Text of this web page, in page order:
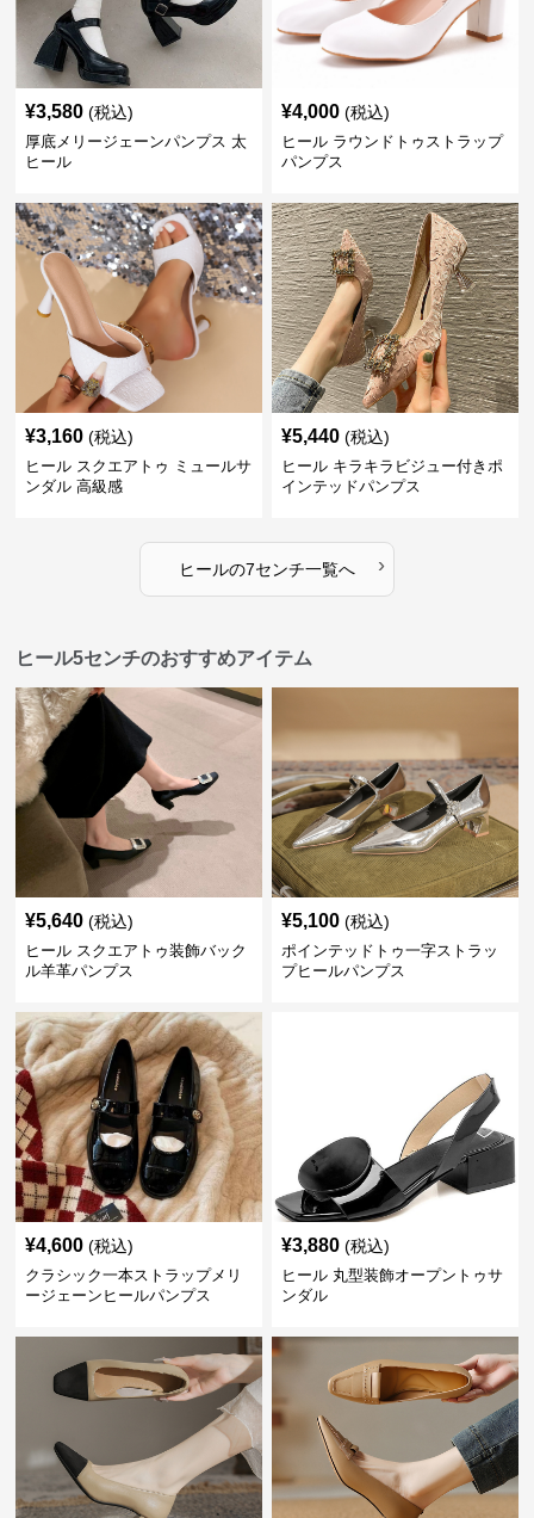
¥3,580 (税込)
厚底メリージェーンパンプス 太
ヒール
¥4,000 (税込)
ヒール ラウンドトゥストラップ
パンプス
¥3,160 (税込)
ヒール スクエアトゥ ミュールサ
ンダル 高級感
¥5,440 (税込)
ヒール キラキラビジュー付きポ
インテッドパンプス
ヒールの7センチ一覧へ ›
ヒール5センチのおすすめアイテム
¥5,640 (税込)
ヒール スクエアトゥ装飾バック
ル羊革パンプス
¥5,100 (税込)
ポインテッドトゥ一字ストラッ
プヒールパンプス
¥4,600 (税込)
クラシック一本ストラップメリ
ージェーンヒールパンプス
¥3,880 (税込)
ヒール 丸型装飾オープントゥサ
ンダル